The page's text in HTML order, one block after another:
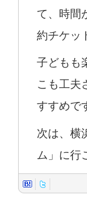
て、時間
約チケッ
子どもも
こも工夫
すすめで
次は、横
ム」に行